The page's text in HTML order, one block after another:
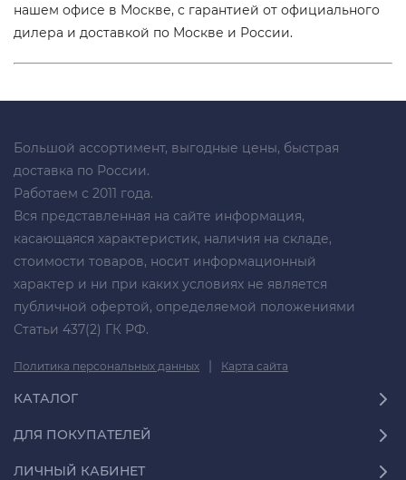
нашем офисе в Москве, с гарантией от официального
дилера и доставкой по Москве и России.
Большой ассортимент, выгодные цены, быстрая
доставка по России.
Работаем с 2011 года.
Вся представленная на сайте информация,
касающаяся характеристик, наличия на складе,
стоимости товаров, носит информационный
характер и ни при каких условиях не является
публичной офертой, определяемой положениями
Статьи 437(2) ГК РФ.
Политика персональных данных | Карта сайта
КАТАЛОГ
ДЛЯ ПОКУПАТЕЛЕЙ
ЛИЧНЫЙ КАБИНЕТ